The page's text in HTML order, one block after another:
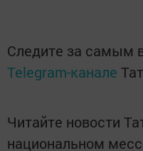
Следите за самым
Telegram-канале
Читайте новости
национальном